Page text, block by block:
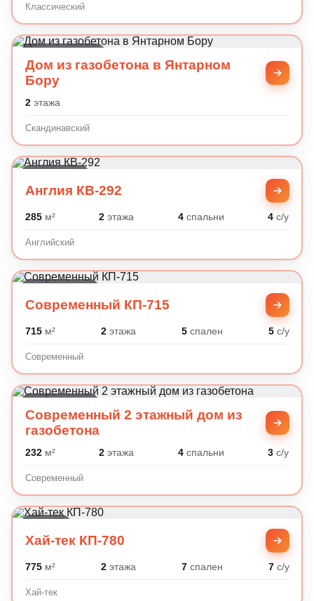
Классический
Дом из газобетона в Янтарном
Бору
2этажа
Скандинавский
Англия КВ-292
285м² 2 этажа 4спальни 4 с/у
Английский
Современный КП-715
715м² 2этажа 5спален 5с/у
Современный
Современный 2 этажный дом из
газобетона
232м² 2 этажа 4спальни 3 с/у
Современный
Хай-тек КП-780
775м² 2этажа 7спален 7с/у
Хай-тек